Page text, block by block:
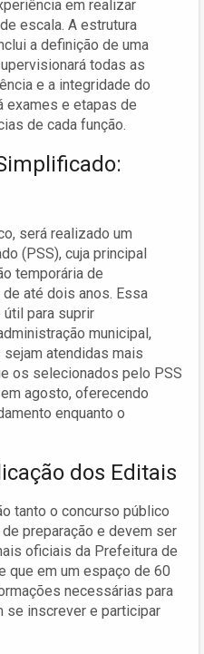
em realizar
escala. A estrutura
a definição de uma
todas as
e a integridade do
exames e etapas de
de cada função.
será realizado um
(PSS), cuja principal
temporária de
até dois anos. Essa
para suprir
municipal,
atendidas mais
os selecionados pelo PSS
agosto, oferecendo
enquanto o
dos Editais
tanto o concurso público
preparação e devem ser
oficiais da Prefeitura de
que em um espaço de 60
necessárias para
inscrever e participar